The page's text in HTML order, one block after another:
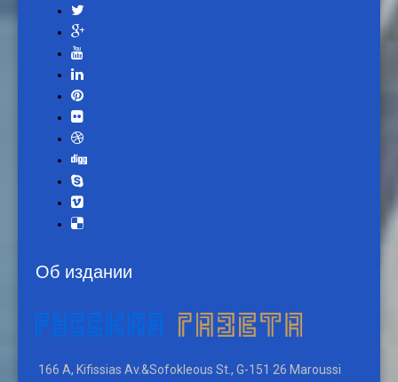
Об издании
166 A, Kifissias Av.&Sofokleous St., G-151 26 Maroussi